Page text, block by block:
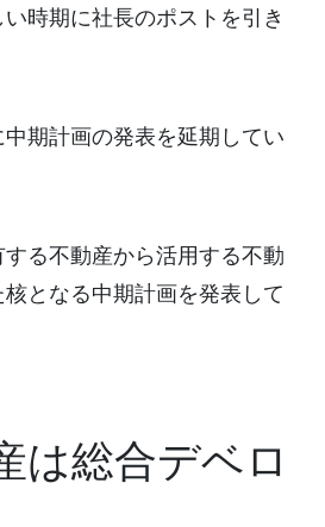
時期に社長のポストを引き
期計画の発表を延期してい
る不動産から活用する不動
となる中期計画を発表して
は総合デベロ